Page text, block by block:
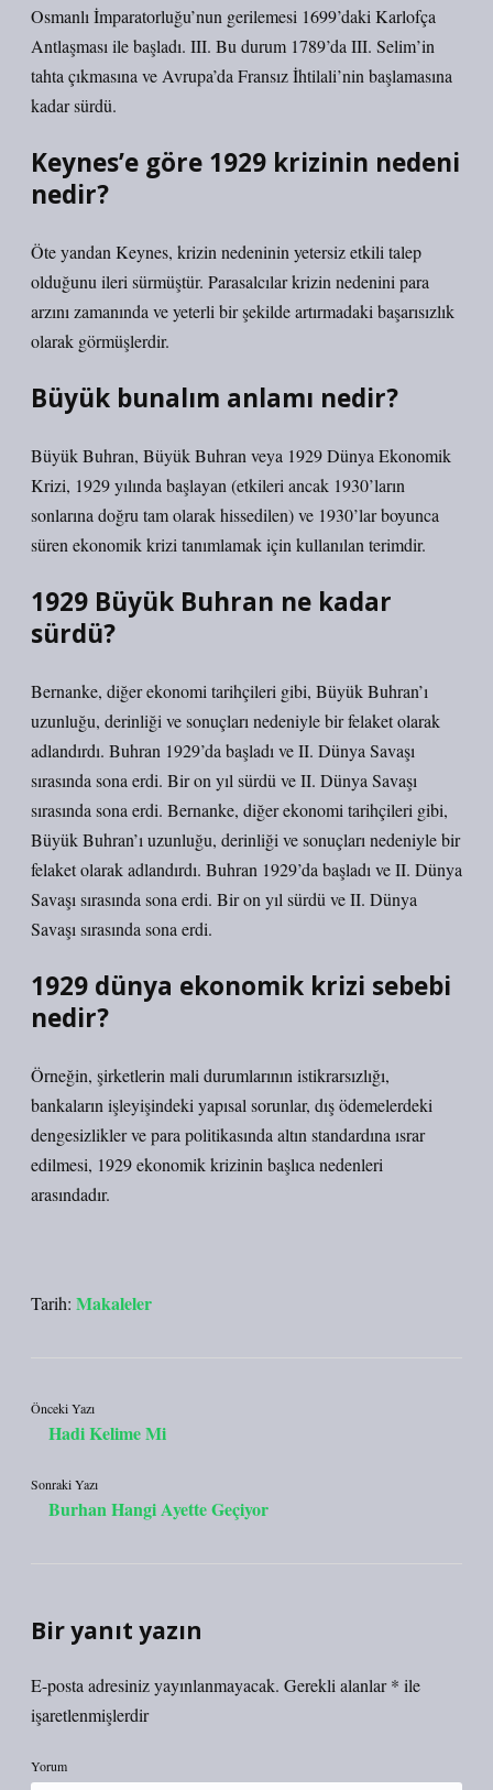
Osmanlı İmparatorluğu’nun gerilemesi 1699’daki Karlofça
Antlaşması ile başladı. III. Bu durum 1789’da III. Selim’in
tahta çıkmasına ve Avrupa’da Fransız İhtilali’nin başlamasına
kadar sürdü.
Keynes’e göre 1929 krizinin nedeni
nedir?
Öte yandan Keynes, krizin nedeninin yetersiz etkili talep
olduğunu ileri sürmüştür. Parasalcılar krizin nedenini para
arzını zamanında ve yeterli bir şekilde artırmadaki başarısızlık
olarak görmüşlerdir.
Büyük bunalım anlamı nedir?
Büyük Buhran, Büyük Buhran veya 1929 Dünya Ekonomik
Krizi, 1929 yılında başlayan (etkileri ancak 1930’ların
sonlarına doğru tam olarak hissedilen) ve 1930’lar boyunca
süren ekonomik krizi tanımlamak için kullanılan terimdir.
1929 Büyük Buhran ne kadar
sürdü?
Bernanke, diğer ekonomi tarihçileri gibi, Büyük Buhran’ı
uzunluğu, derinliği ve sonuçları nedeniyle bir felaket olarak
adlandırdı. Buhran 1929’da başladı ve II. Dünya Savaşı
sırasında sona erdi. Bir on yıl sürdü ve II. Dünya Savaşı
sırasında sona erdi. Bernanke, diğer ekonomi tarihçileri gibi,
Büyük Buhran’ı uzunluğu, derinliği ve sonuçları nedeniyle bir
felaket olarak adlandırdı. Buhran 1929’da başladı ve II. Dünya
Savaşı sırasında sona erdi. Bir on yıl sürdü ve II. Dünya
Savaşı sırasında sona erdi.
1929 dünya ekonomik krizi sebebi
nedir?
Örneğin, şirketlerin mali durumlarının istikrarsızlığı,
bankaların işleyişindeki yapısal sorunlar, dış ödemelerdeki
dengesizlikler ve para politikasında altın standardına ısrar
edilmesi, 1929 ekonomik krizinin başlıca nedenleri
arasındadır.
Tarih: Makaleler
Önceki Yazı
Hadi Kelime Mi
Sonraki Yazı
Burhan Hangi Ayette Geçiyor
Bir yanıt yazın
E-posta adresiniz yayınlanmayacak. Gerekli alanlar* ile
işaretlenmişlerdir
Yorum